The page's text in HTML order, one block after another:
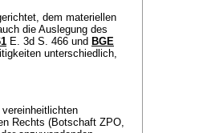
dem materiellen
die Auslegung des
E. 3d S. 466 und BGE
unterschiedlich,
Rechts (Botschaft ZPO,